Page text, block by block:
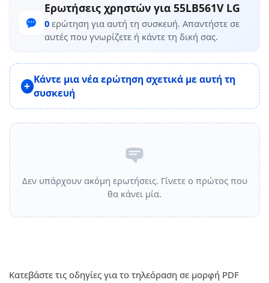
Ερωτήσεις χρηστών για 55LB561V LG
0 ερώτηση για αυτή τη συσκευή. Απαντήστε σε
αυτές που γνωρίζετε ή κάντε τη δική σας.
Κάντε μια νέα ερώτηση σχετικά με αυτή τη
συσκευή
Δεν υπάρχουν ακόμη ερωτήσεις. Γίνετε ο πρώτος που
θα κάνει μία.
Κατεβάστε τις οδηγίες για το τηλεόραση σε μορφή PDF